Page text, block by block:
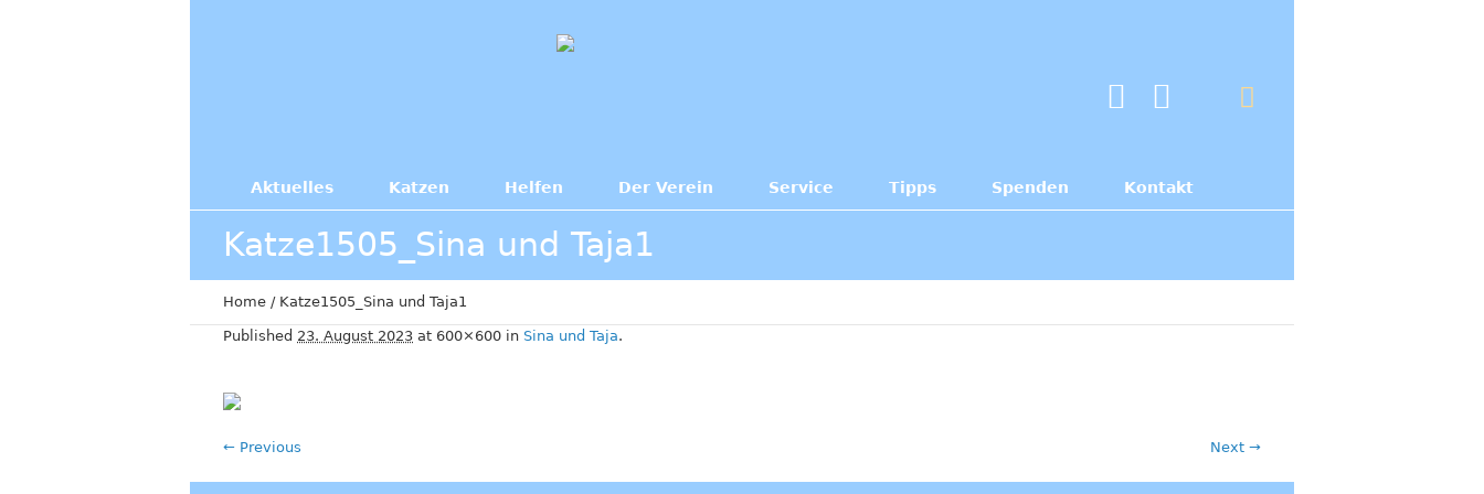
Aktuelles Katzen Helfen Der Verein Service Tipps Spenden Kontakt
Katze1505_Sina und Taja1
Home / Katze1505_Sina und Taja1
Published 23. August 2023 at 600×600 in Sina und Taja.
← Previous Next →